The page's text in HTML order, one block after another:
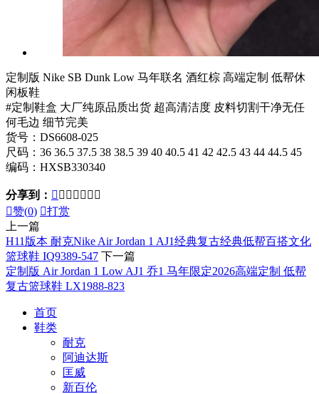
定制版 Nike SB Dunk Low 马年联名 酒红棕 高端定制 低帮休
闲板鞋
#定制鞋盒 大厂纯原品质出货 超高清洁度 皮料切割干净无任
何毛边 细节完美
货号：DS6608-025
尺码：36 36.5 37.5 38 38.5 39 40 40.5 41 42 42.5 43 44 44.5 45
编码：HXSB330340
分享到：       
赞(0) 打赏
上一篇
H11版本 耐克Nike Air Jordan 1 AJ1经典复古经典低帮百搭文化
篮球鞋 IQ9389-547 下一篇
定制版 Air Jordan 1 Low AJ1 乔1 马年限定2026高端定制 低帮
复古篮球鞋 LX1988-823
首页
鞋类
耐克
阿迪达斯
匡威
新百伦